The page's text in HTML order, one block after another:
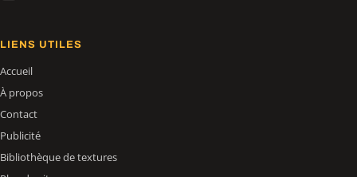
LIENS UTILES
Accueil
À propos
Contact
Publicité
Bibliothèque de textures